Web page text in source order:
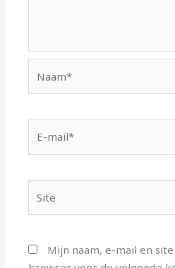
mail*
Mijn naam, e-mail en